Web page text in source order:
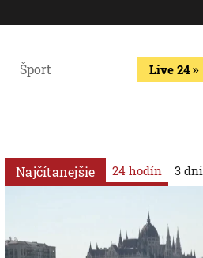
Šport Live 24
Najčítanejšie 24 hodín 3 dni